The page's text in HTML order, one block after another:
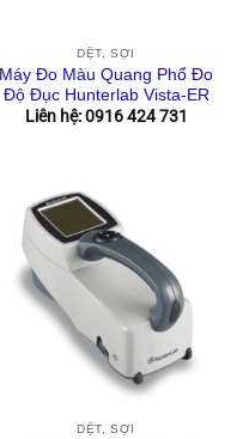
DỆT, SỢI
Máy Đo Màu Quang Phổ Đo
Độ Đục Hunterlab Vista-ER
Liên hệ: 0916 424 731
DỆT, SỢI